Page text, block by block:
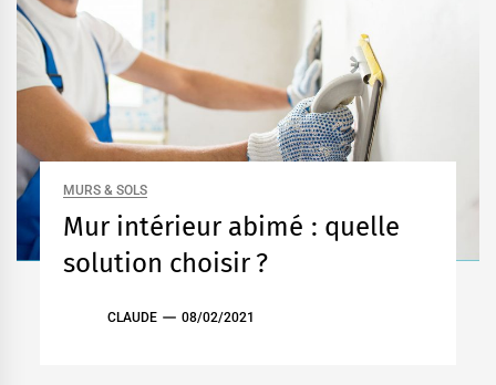
MURS & SOLS
Mur intérieur abimé : quelle
solution choisir ?
CLAUDE 08/02/2021